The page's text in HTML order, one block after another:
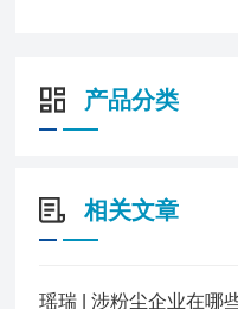
产品分类
相关文章
瑶瑞 | 涉粉尘企业在哪